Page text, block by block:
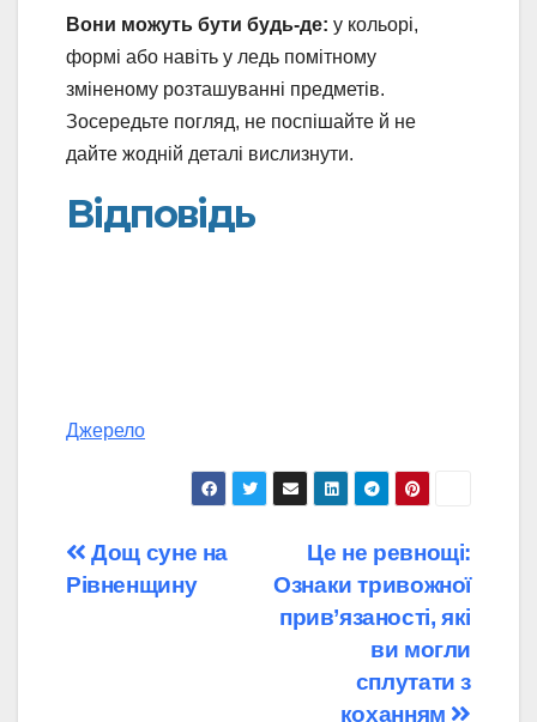
Вони можуть бути будь-де: у кольорі,
формі або навіть у ледь помітному
зміненому розташуванні предметів.
Зосередьте погляд, не поспішайте й не
дайте жодній деталі вислизнути.
Відповідь
Джерело
Навігація
записів
Це не ревнощі:
Ознаки тривожної
прив’язаності, які
ви могли
сплутати з
коханням
Дощ суне на
Рівненщину